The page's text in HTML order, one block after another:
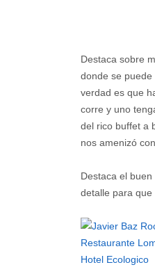
Destaca sobre
donde se
verdad es que
corre y uno
del rico buffet a
nos amenizó
Destaca el
detalle para que